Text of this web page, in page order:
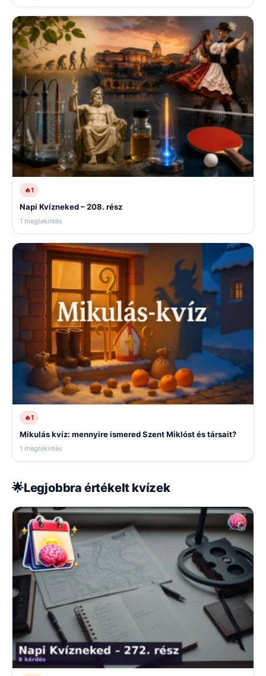
🔥1
Napi Kvízneked – 208. rész
1 megtekintés
🔥1
Mikulás kvíz: mennyire ismered Szent Miklóst és társait?
1 megtekintés
🌟Legjobbra értékelt kvízek